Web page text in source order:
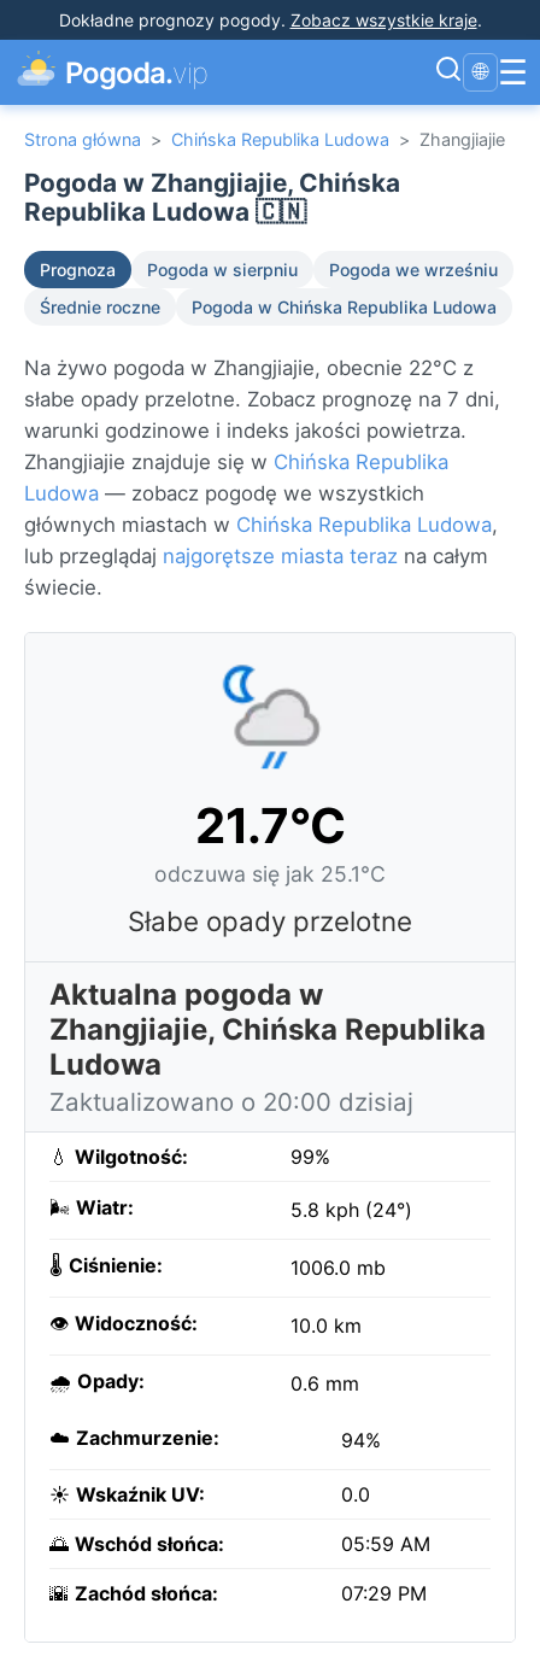
Dokładne prognozy pogody. Zobacz wszystkie kraje.
Pogoda.vip 🌐 ☰
Strona główna > Chińska Republika Ludowa > Zhangjiajie
Pogoda w Zhangjiajie, Chińska
Republika Ludowa 🇨🇳
Prognoza Pogoda w sierpniu
Pogoda we wrześniu
Średnie roczne
Pogoda w Chińska Republika Ludowa
Na żywo pogoda w Zhangjiajie, obecnie 22°C z
słabe opady przelotne. Zobacz prognozę na 7 dni,
warunki godzinowe i indeks jakości powietrza.
Zhangjiajie znajduje się w Chińska Republika
Ludowa — zobacz pogodę we wszystkich
głównych miastach w Chińska Republika Ludowa,
lub przeglądaj najgorętsze miasta teraz na całym
świecie.
21.7°C
odczuwa się jak 25.1°C
Słabe opady przelotne
Aktualna pogoda w
Zhangjiajie, Chińska Republika
Ludowa
Zaktualizowano o 20:00 dzisiaj
💧 Wilgotność: 99%
🌬️ Wiatr: 5.8 kph (24°)
🌡️ Ciśnienie: 1006.0 mb
👁️ Widoczność: 10.0 km
🌧️ Opady: 0.6 mm
☁️ Zachmurzenie: 94%
☀️ Wskaźnik UV: 0.0
🌅 Wschód słońca: 05:59 AM
🌇 Zachód słońca: 07:29 PM